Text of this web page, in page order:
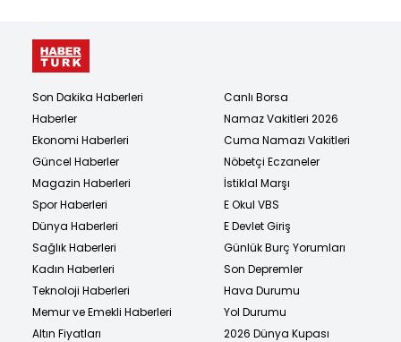
Son Dakika Haberleri
Haberler
Ekonomi Haberleri
Güncel Haberler
Magazin Haberleri
Spor Haberleri
Dünya Haberleri
Sağlık Haberleri
Kadın Haberleri
Teknoloji Haberleri
Memur ve Emekli Haberleri
Altın Fiyatları
Canlı Borsa
Namaz Vakitleri 2026
Cuma Namazı Vakitleri
Nöbetçi Eczaneler
İstiklal Marşı
E Okul VBS
E Devlet Giriş
Günlük Burç Yorumları
Son Depremler
Hava Durumu
Yol Durumu
2026 Dünya Kupası